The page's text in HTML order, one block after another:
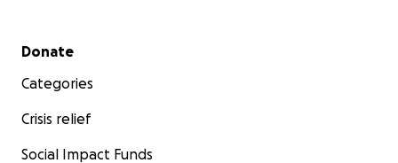
Secondary menu
Donate
Categories
Crisis relief
Social Impact Funds